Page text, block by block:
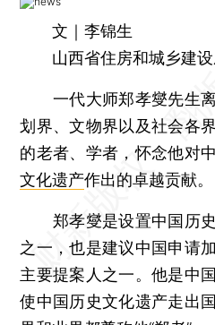
文｜李锦生
山西省住房和城乡建
一代大师郑孝燮先生离
划界、文物界以及社会各
的老者、学者，怀念他对
文化遗产作出的卓越贡献。
郑孝燮是设置中国历史
之一，也是建议中国申请
主要提案人之一。他是中
使中国历史文化遗产走出